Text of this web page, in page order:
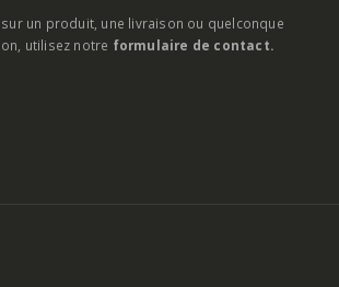
un produit, une livraison ou quelconque
utilisez notre formulaire de contact.